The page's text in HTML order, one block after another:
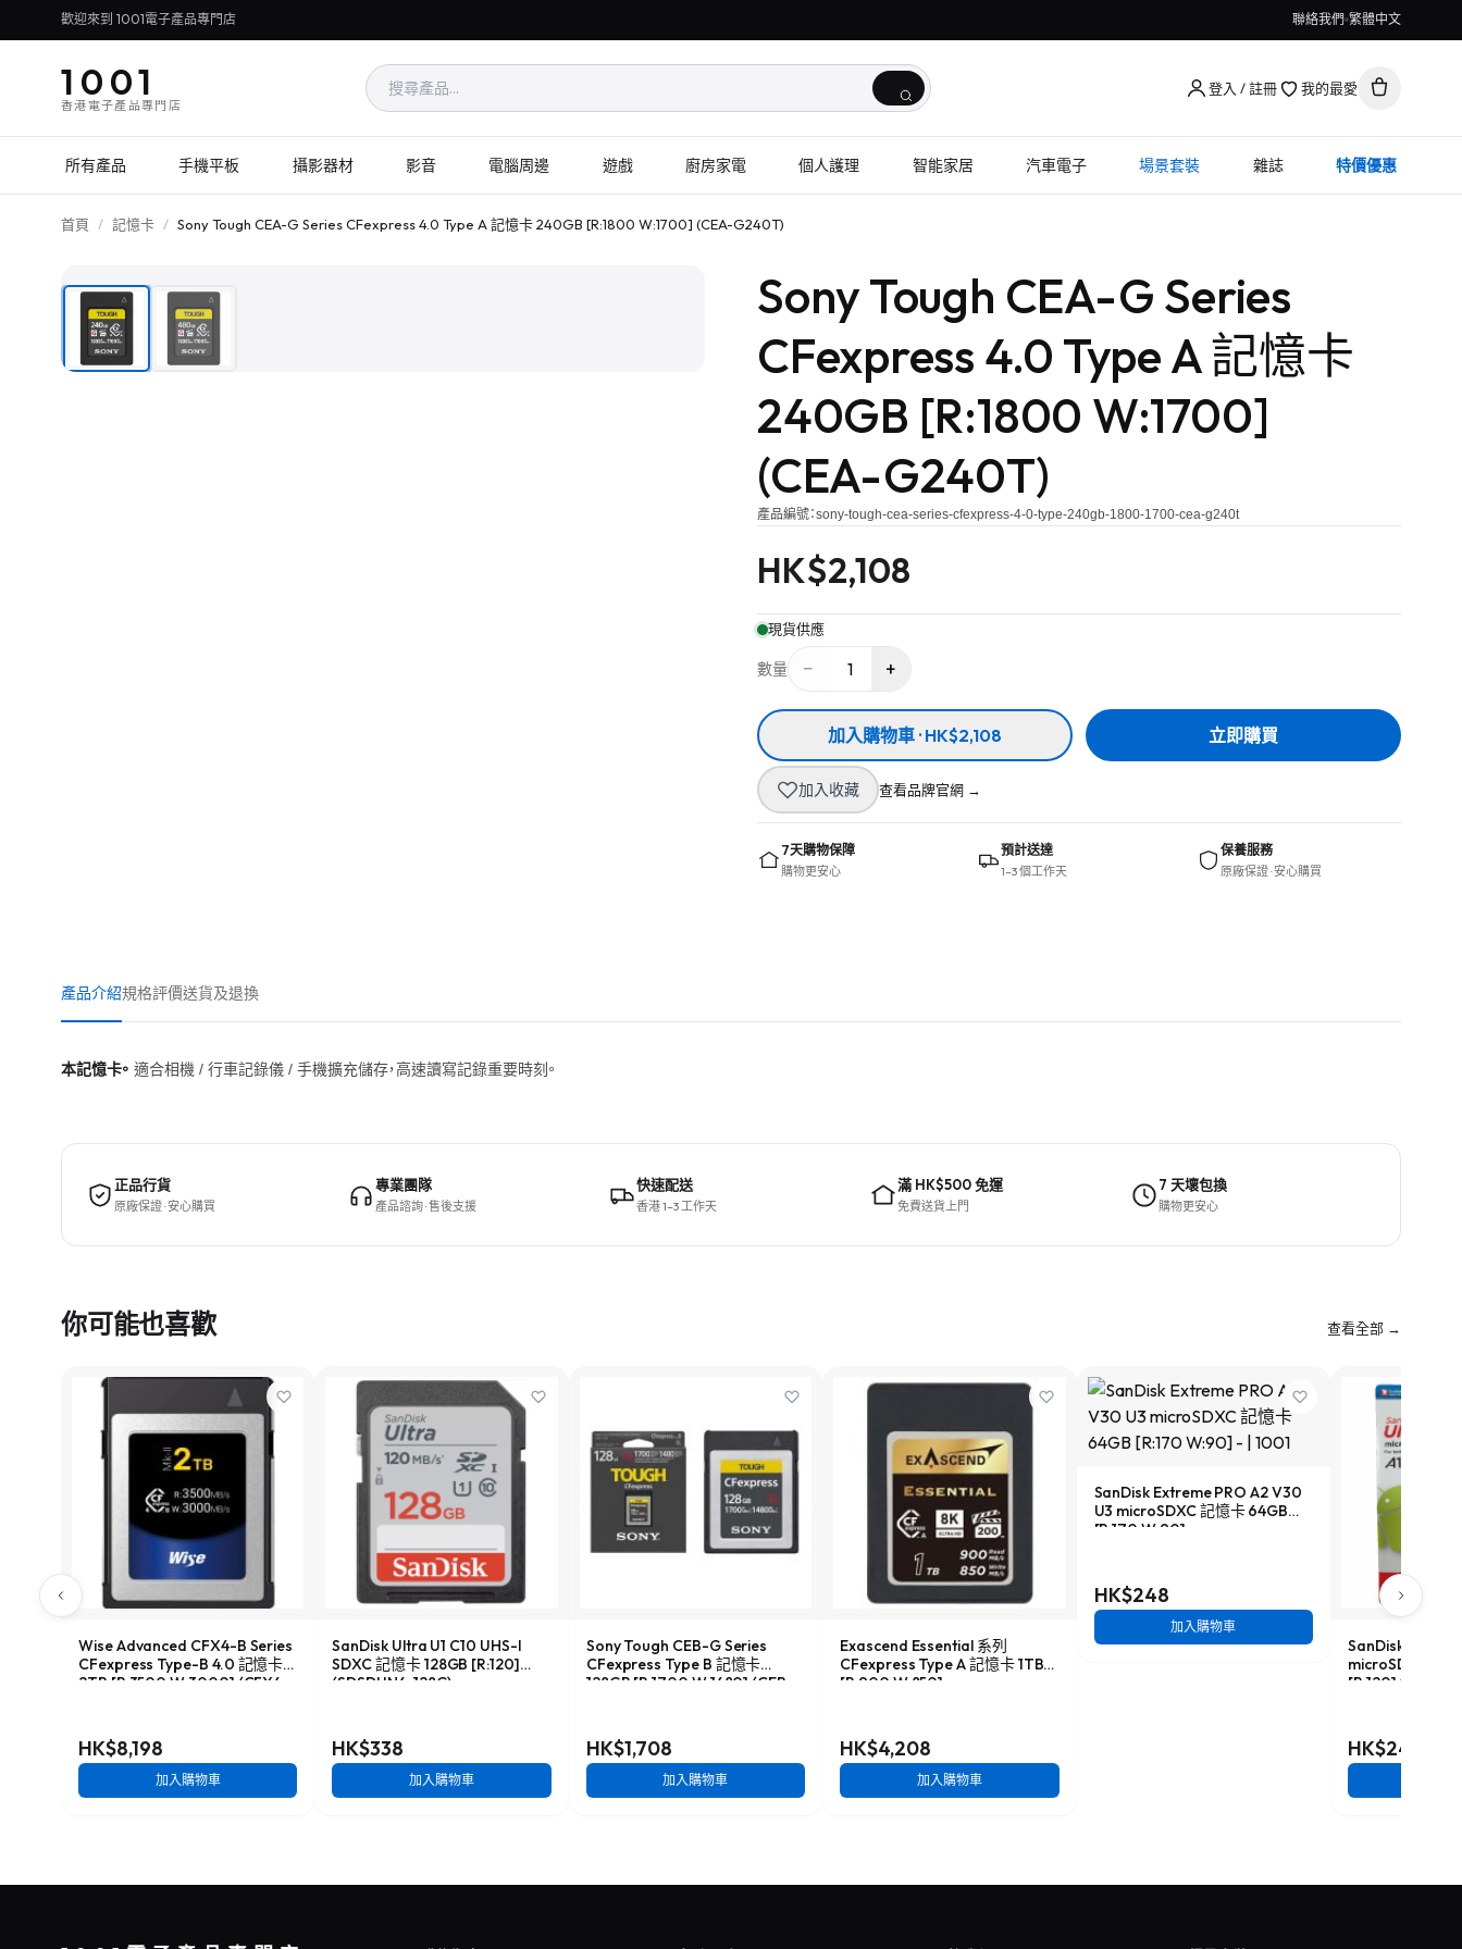
歡迎來到 1001電子產品專門店 聯絡我們 繁體中文
1001
香港電子產品專門店
登入 / 註冊 我的最愛
所有產品 手機平板 攝影器材 影音 電腦周邊 遊戲 廚房家電 個人護理 智能家居 汽車電子 場景套裝 雜誌 特價優惠
首頁 / 記憶卡 / Sony Tough CEA-G Series CFexpress 4.0 Type A 記憶卡 240GB [R:1800 W:1700] (CEA-G240T)
Sony Tough CEA-G Series
CFexpress 4.0 Type A 記憶卡
240GB [R:1800 W:1700]
(CEA-G240T)
產品編號：sony-tough-cea-series-cfexpress-4-0-type-240gb-1800-1700-cea-g240t
HK$2,108
現貨供應
數量 − 1 +
加入購物車 · HK$2,108 立即購買
加入收藏 查看品牌官網 →
7天購物保障
購物更安心
預計送達
1–3 個工作天
保養服務
原廠保證 · 安心購買
產品介紹規格評價送貨及退換
本記憶卡。 適合相機 / 行車記錄儀 / 手機擴充儲存，高速讀寫記錄重要時刻。
正品行貨
原廠保證 · 安心購買
專業團隊
產品諮詢 · 售後支援
快速配送
香港 1–3 工作天
滿 HK$500 免運
免費送貨上門
7 天壞包換
購物更安心
你可能也喜歡 查看全部 →
Wise Advanced CFX4-B Series
CFexpress Type-B 4.0 記憶卡
2TB [R:3500 W:3000] (CFX4-
HK$8,198
加入購物車
SanDisk Ultra U1 C10 UHS-I
SDXC 記憶卡 128GB [R:120]
(SDSDUN4-128G)
HK$338
加入購物車
Sony Tough CEB-G Series
CFexpress Type B 記憶卡
128GB [R:1700 W:1480] (CEB-
HK$1,708
加入購物車
Exascend Essential 系列
CFexpress Type A 記憶卡 1TB
[R:900 W:850]
HK$4,208
加入購物車
SanDisk Extreme PRO A2 V30
U3 microSDXC 記憶卡 64GB
[R:170 W:90]
HK$248
加入購物車
SanDisk Ultra
microSDHC 記
[R:120]
HK$248